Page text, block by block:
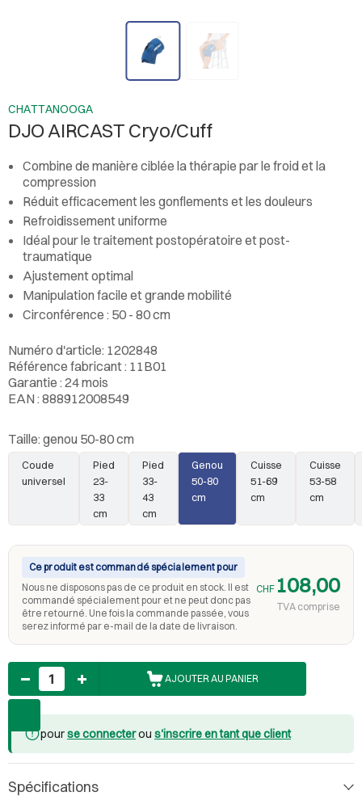
CHATTANOOGA
DJO AIRCAST Cryo/Cuff
Combine de manière ciblée la thérapie par le froid et la
compression
Réduit efficacement les gonflements et les douleurs
Refroidissement uniforme
Idéal pour le traitement postopératoire et post-
traumatique
Ajustement optimal
Manipulation facile et grande mobilité
Circonférence : 50 - 80 cm
Numéro d'article: 1202848
Référence fabricant : 11B01
Garantie : 24 mois
EAN : 888912008549
Taille: genou 50-80 cm
Coude
universel
Pied
23-
33
cm
Pied
33-
43
cm
Genou
50-80
cm
Cuisse
51-69
cm
Cuisse
53-58
cm
Ce produit est commandé spécialement pour
Nous ne disposons pas de ce produit en stock. Il est
commandé spécialement pour et ne peut donc pas
être retourné. Une fois la commande passée, vous
serez informé par e-mail de la date de livraison.
CHF 108,00
TVA comprise
Nombre
AJOUTER AU PANIER
pourse connecterou s'inscrire en tant que client
Spécifications